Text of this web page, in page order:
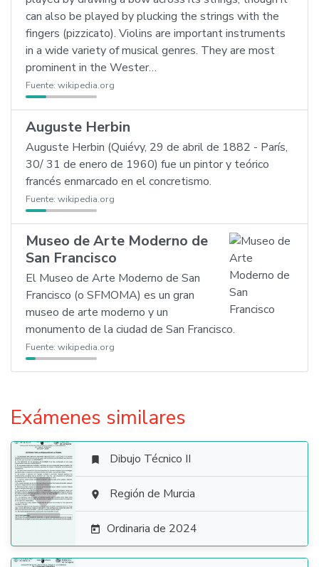
can also be played by plucking the strings with the
fingers (pizzicato). Violins are important instruments
in a wide variety of musical genres. They are most
prominent in the Wester…
Fuente: wikipedia.org
Auguste Herbin
Auguste Herbin (Quiévy, 29 de abril de 1882 - París,
30/ 31 de enero de 1960) fue un pintor y teórico
francés enmarcado en el concretismo.
Fuente: wikipedia.org
Museo de Arte Moderno de
San Francisco
El Museo de Arte Moderno de San
Francisco (o SFMOMA) es un gran
museo de arte moderno y un
monumento de la ciudad de San Francisco.
Fuente: wikipedia.org
Exámenes similares

 Dibujo Técnico II
 Región de Murcia
 Ordinaria de 2024